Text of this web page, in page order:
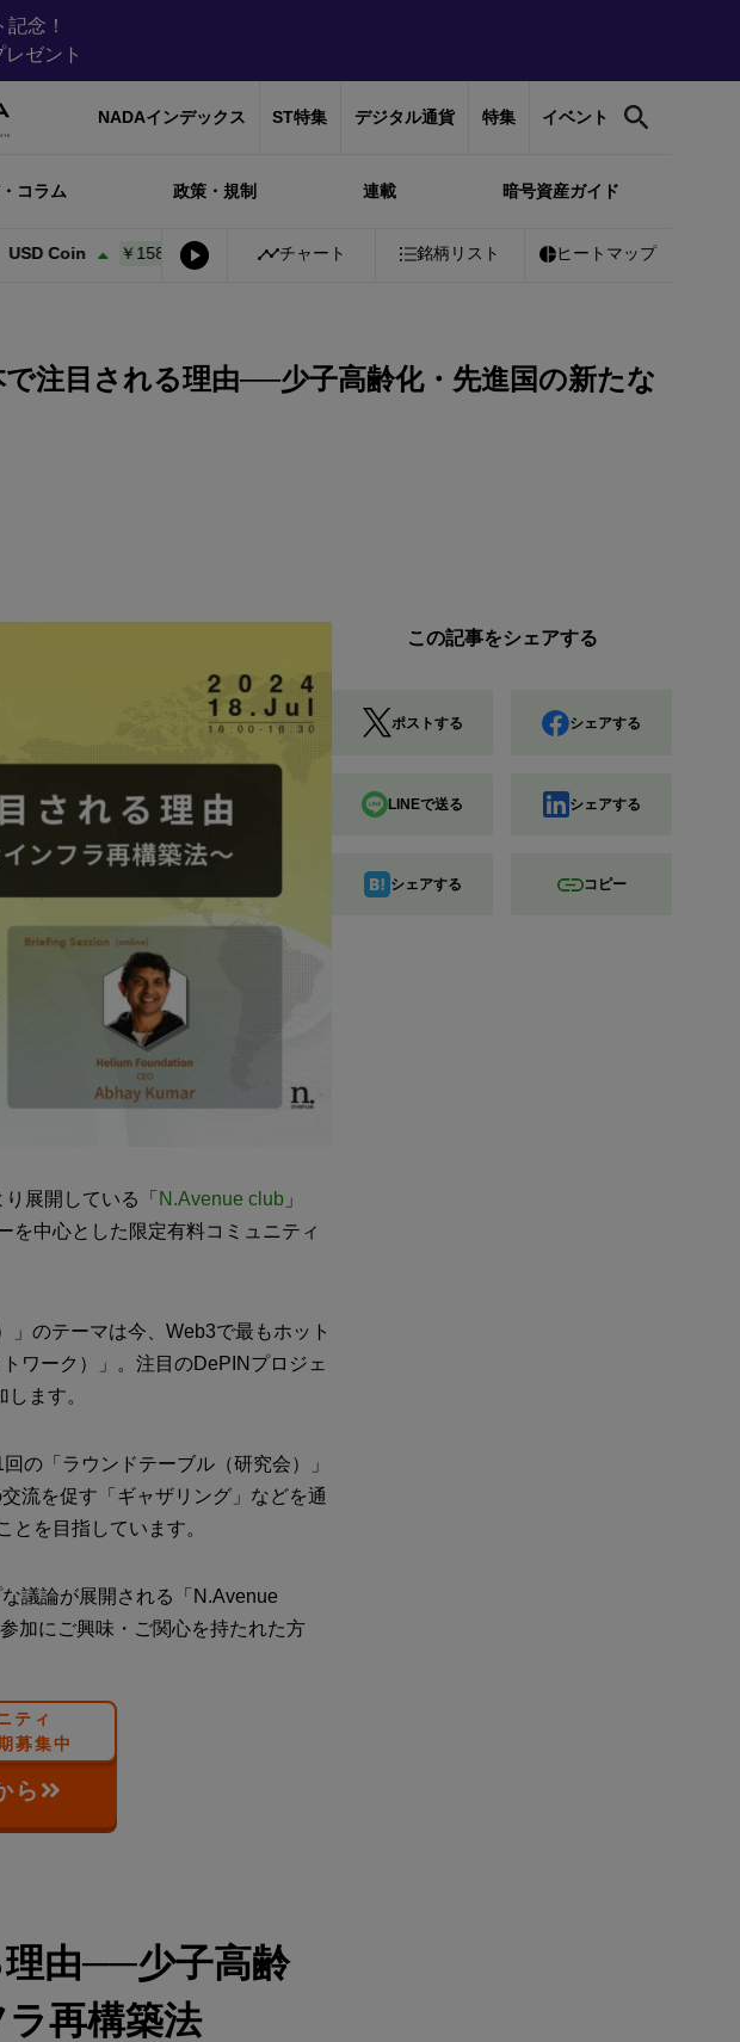
念！
ゼント
NADAインデックス ST特集 デジタル通貨 特集 イベント
コラム 政策・規制 連載 暗号資産ガイド
Coin ￥158.01+0.00% Bitcoin ￥10,195,839-0.07% Ethereum ￥301,039
チャート 銘柄リスト ヒートマップ
注目される理由──少子高齢化・先進国の新たな
展開している「 N.Avenue club 」
を中心とした限定有料コミュニティ
のテーマは今、Web3で最もホット
ワーク）」。注目のDePINプロジェ
ます。
の「ラウンドテーブル（研究会）」
流を促す「ギャザリング」などを通
とを目指しています。
議論が展開される「N.Avenue
加にご興味・ご関心を持たれた方
ティ
募集中
ら
由──少子高齢
再構築法
この記事をシェアする
ポストする シェアする
LINEで送る シェアする
シェアする コピー